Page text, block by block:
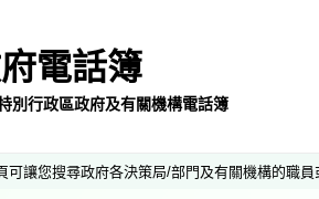
電話簿
別行政區政府及有關機構電話簿
可讓您搜尋政府各決策局/部門及有關機構的職